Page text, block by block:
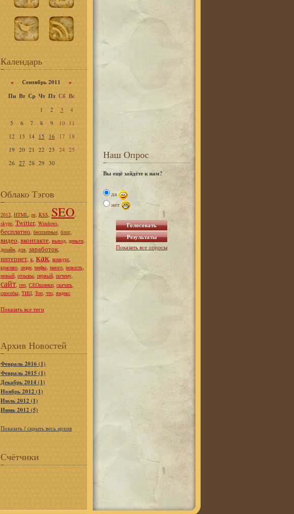
Календарь
« Сентябрь 2011 »
Пн Вт Ср Чт Пт Сб Вс
1 2 3
4
5
6 7 8 9 10
11
12
13 14 15 16 17
18
19 20 21 22 23 24 25
26 27 28 29 30
Облако Тэгов
2012, HTML, pr, RSS, SEO,
skype, Twitter, Windows,
бесплатно, бесплатные, блог,
видео, вконтакте, вывод, деньги,
дизайн, для, заработок,
интернет, к, как, конкурс,
красиво, люди, мифы, много, новость,
новый, отзывы, первый, почему,
сайт, сео, СЕОшники, скачать,
способы, ТИЦ, Топ, что, яндекс
Показать все теги
Архив Новостей
Февраль 2016 (1)
Февраль 2015 (1)
Декабрь 2014 (1)
Ноябрь 2012 (1)
Июль 2012 (1)
Июнь 2012 (5)
Показать / скрыть весь архив
Счётчики
Наш Опрос
Вы ещё зайдёте к нам?
да
нет
Показать все опросы